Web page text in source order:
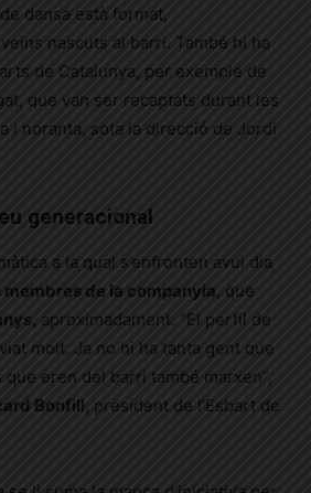
dansa està format,
nascuts al barri. També hi ha
de Catalunya, per exemple de
que van ser recaptats durant les
i noranta, sota la direcció de Jordi
generacional
a la qual s’enfronten avui dia
membres de la companyia, que
, aproximadament. “El perfil de
molt. Ja no hi ha tanta gent que
eren del barri també marxen”,
Bonfill
, president de l’Esbart de